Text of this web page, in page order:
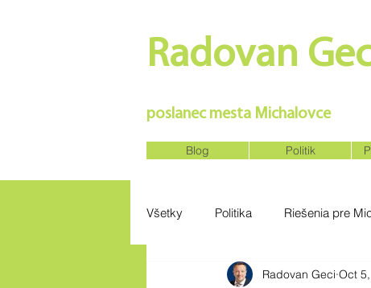
Radovan
poslanec mesta Michalovce
Blog Politik
Všetky Politika Riešenia pre
Radovan Geci Oct